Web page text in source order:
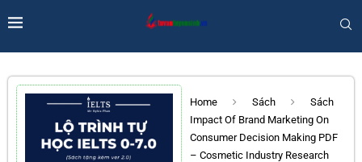
Home Sách
Sách
Impact Of Brand Marketing On
Consumer Decision Making PDF
– Cosmetic Industry Research